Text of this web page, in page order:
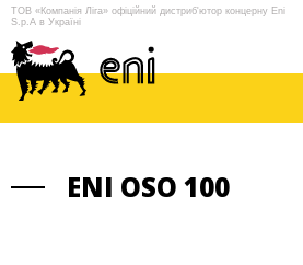
ТОВ «Компанія Ліга» офіційний дистриб'ютор концерну Eni
S.p.A в Україні
ENI OSO 100